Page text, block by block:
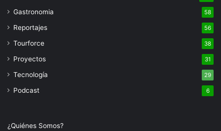
Gastronomia 58
Reportajes 56
Tourforce 38
Proyectos 31
Tecnología 29
Podcast 6
¿Quiénes Somos?